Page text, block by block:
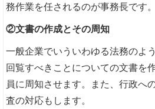
務作業を任されるのが事務長です。
②文書の作成とその周知
一般企業でいういわゆる法務のよ
回覧すべきことについての文書を
員に周知させます。また、行政へ
査の対応もします。